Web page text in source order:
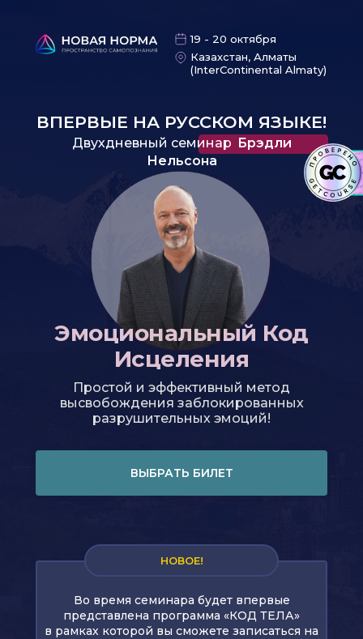
Во время семинара будет впервые
представлена программа «КОД ТЕЛА»
в рамках которой вы сможете записаться на
НОВОЕ!
19 - 20 октября
Казахстан, Алматы
(InterContinental Almaty)
ВЫБРАТЬ БИЛЕТ
Эмоциональный Код
Исцеления
Двухдневный семинар Брэдли
Нельсона
Простой и эффективный метод
высвобождения заблокированных
разрушительных эмоций!
ВПЕРВЫЕ НА РУССКОМ ЯЗЫКЕ!